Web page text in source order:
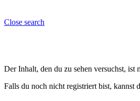
Close search
Der Inhalt, den du zu sehen versuchst,
Falls du noch nicht registriert bist, kannst